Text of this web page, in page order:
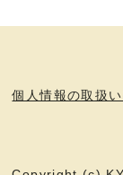
個人情報の取扱